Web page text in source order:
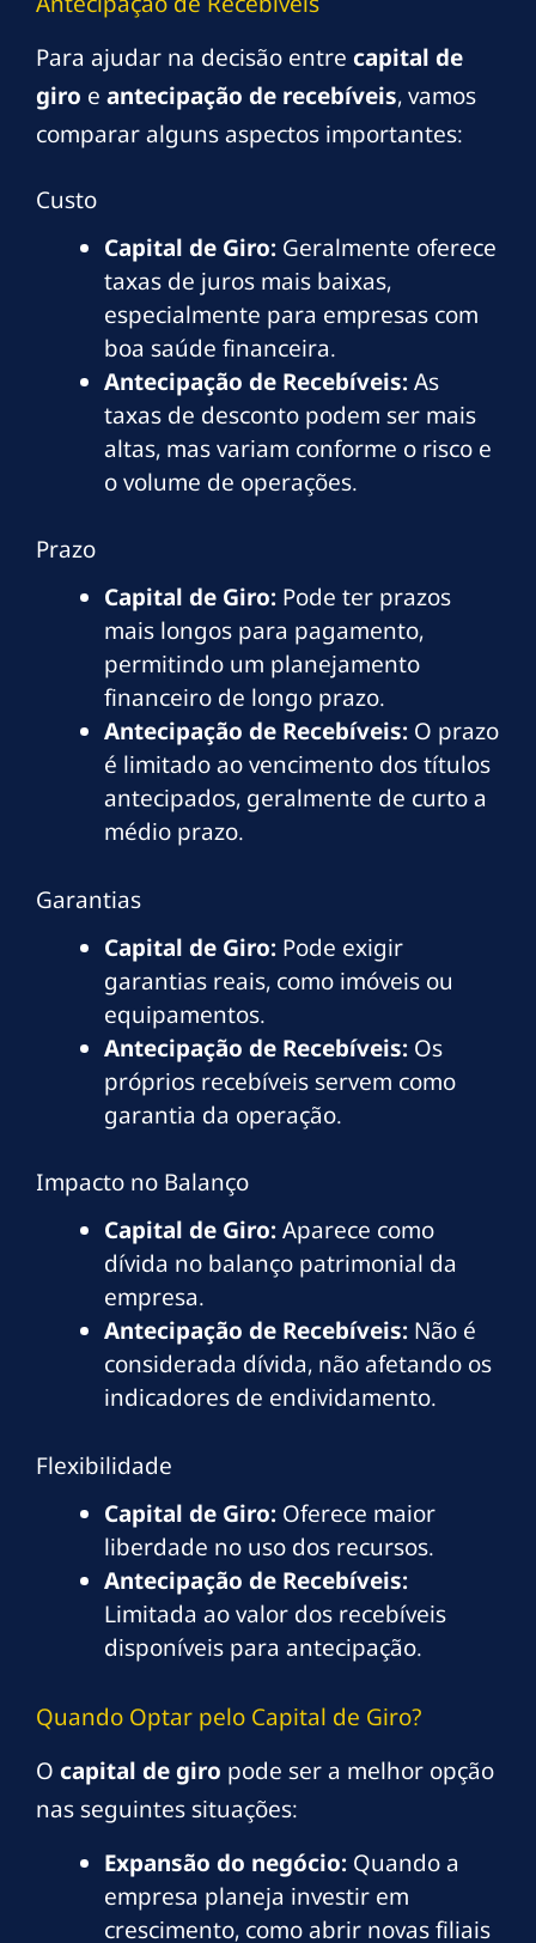
Para ajudar na decisão entre capital de
giro e antecipação de recebíveis, vamos
comparar alguns aspectos importantes:
Custo
Capital de Giro: Geralmente oferece
taxas de juros mais baixas,
especialmente para empresas com
boa saúde financeira.
Antecipação de Recebíveis:As
taxas de desconto podem ser mais
altas, mas variam conforme o risco e
o volume de operações.
Prazo
Capital de Giro: Pode ter prazos
mais longos para pagamento,
permitindo um planejamento
financeiro de longo prazo.
Antecipação de Recebíveis: O prazo
é limitado ao vencimento dos títulos
antecipados, geralmente de curto a
médio prazo.
Garantias
Capital de Giro: Pode exigir
garantias reais, como imóveis ou
equipamentos.
Antecipação de Recebíveis: Os
próprios recebíveis servem como
garantia da operação.
Impacto no Balanço
Capital de Giro:Aparece como
dívida no balanço patrimonial da
empresa.
Antecipação de Recebíveis: Não é
considerada dívida, não afetando os
indicadores de endividamento.
Flexibilidade
Capital de Giro: Oferece maior
liberdade no uso dos recursos.
Antecipação de Recebíveis:
Limitada ao valor dos recebíveis
disponíveis para antecipação.
Quando Optar pelo Capital de Giro?
O capital de giro pode ser a melhor opção
nas seguintes situações:
Expansão do negócio: Quando a
empresa planeja investir em
crescimento, como abrir novas filiais